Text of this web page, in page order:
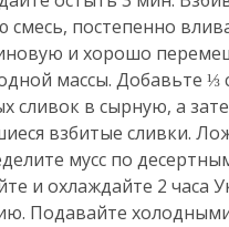
смесь, постепенно
и хорошо
массы. Добавьте ⅓
сливок в сырную, а
взбитые сливки.
мусс по
и охлаждайте 2 часа
Подавайте